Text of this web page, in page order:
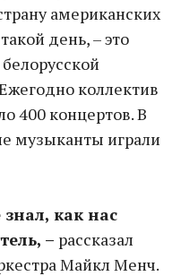
американских
день, – это
коллектив
400 концертов. В
музыканты играли
как нас
– рассказал
Майкл Менч.